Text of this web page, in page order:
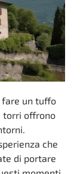
fare un tuffo
torri offrono
che
di portare